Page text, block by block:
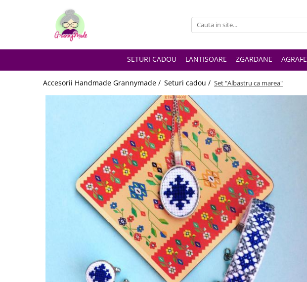
SETURI CADOU LANTISOARE ZGARDANE AGRAFE
Accesorii Handmade Grannymade / Seturi cadou / Set "Albastru ca marea"